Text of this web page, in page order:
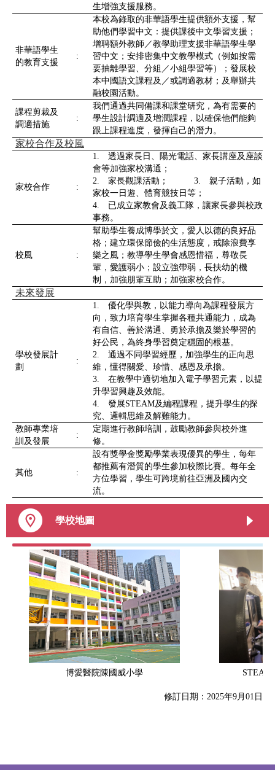
生增強支援服務。
非華語學生
的教育支援
:
本校為錄取的非華語學生提供額外支援，幫
助他們學習中文：提供課後中文學習支援；
增聘額外教師／教學助理支援非華語學生學
習中文；安排密集中文教學模式（例如按需
要抽離學習、分組／小組學習等）；發展校
本中國語文課程及／或調適教材；及舉辦共
融校園活動。
課程剪裁及
調適措施
:
我們通過共同備課和課堂研究，為有需要的
學生設計調適及增潤課程，以確保他們能夠
跟上課程進度，發揮自己的潛力。
家校合作及校風
家校合作 :
1. 透過家長日、陽光電話、家長講座及座談
會等加強家校溝通；
2. 家長觀課活動； 3. 親子活動，如
家校一日遊、體育競技日等；
4. 已成立家教會及義工隊，讓家長參與校政
事務。
校風 :
幫助學生養成博學於文，愛人以德的良好品
格；建立環保節儉的生活態度，戒除浪費享
樂之風；教導學生學會感恩惜福，尊敬長
輩，愛護弱小；設立強帶弱，長扶幼的機
制，加強朋輩互助；加強家校合作。
未來發展
學校發展計
劃
:
1. 優化學與教，以能力導向為課程發展方
向，致力培育學生掌握各種共通能力，成為
有自信、善於溝通、勇於承擔及樂於學習的
好公民，為終身學習奠定穩固的根基。
2. 通過不同學習經歷，加強學生的正向思
維，懂得關愛、珍惜、感恩及承擔。
3. 在教學中適切地加入電子學習元素，以提
升學習興趣及效能。
4. 發展STEAM及編程課程，提升學生的探
究、邏輯思維及解難能力。
教師專業培
訓及發展
:
定期進行教師培訓，鼓勵教師參與校外進
修。
其他 :
設有獎學金獎勵學業表現優異的學生，每年
都推薦有潛質的學生參加校際比賽。每年全
方位學習，學生可跨境前往亞洲及國內交
流。
學校地圖
博愛醫院陳國威小學 STEAM
修訂日期：2025年9月01日